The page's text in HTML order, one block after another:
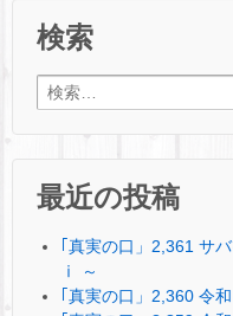
検索
検索:
最近の投稿
｢真実の口」2,361 サ
ⅰ ～
｢真実の口」2,360 令